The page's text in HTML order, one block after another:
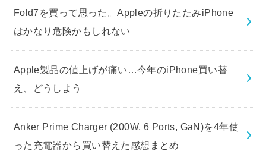
Fold7を買って思った。Appleの折りたたみiPhone
はかなり危険かもしれない
Apple製品の値上げが痛い…今年のiPhone買い替
え、どうしよう
Anker Prime Charger (200W, 6 Ports, GaN)を4年使
った充電器から買い替えた感想まとめ